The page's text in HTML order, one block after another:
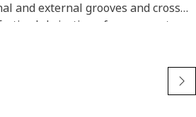
and external grooves and cross
lubrication of components.